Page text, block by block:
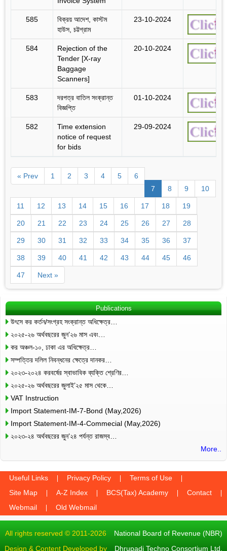
585
বিক্রয় আদেশ, কাস্টম
হাউস, চট্টগ্রাম
23-10-2024
584
Rejection of the
Tender [X-ray
Baggage
Scanners]
20-10-2024
583
দরপত্র বাতিল সংক্রান্ত
বিজ্ঞপ্তি
01-10-2024
582
Time extension
notice of request
for bids
29-09-2024
« Prev 1 2 3 4 5
6
7
8 9 10
11 12 13 14 15 16 17 18 19
20 21 22 23 24 25 26 27 28
29 30 31 32 33 34 35 36 37
38 39 40 41 42 43 44 45 46
47 Next »
Publications
উৎসে কর কর্তন/সংগ্রহ সংক্রান্ত অধিক্ষেত্র…
২০২৫-২৬ অর্থবছরের জুন’২৬ মাস এবং…
কর অঞ্চল-১০, ঢাকা এর অধিক্ষেত্র…
সম্পত্তির দলিল নিবন্ধনের ক্ষেত্রে দানকর…
২০২৩-২০২৪ করবর্ষের স্বাভাবিক ব্যক্তি শ্রেণির…
২০২৫-২৬ অর্থবছরের জুলাই’২৫ মাস থেকে…
VAT Instruction
Import Statement-IM-7-Bond (May,2026)
Import Statement-IM-4-Commecial (May,2026)
২০২৩-২৪ অর্থবছরের জুন’২৪ পর্যন্ত রাজস্ব…
More..
Useful Links Privacy Policy
Terms of Use
Site Map
A-Z Index BCS(Tax) Academy
Contact
Webmail
Old Webmail
All rights reserved © 2011-2026 National Board of Revenue (NBR)
Design & Content Developed by Dhrupadi Techno Consortium Ltd.